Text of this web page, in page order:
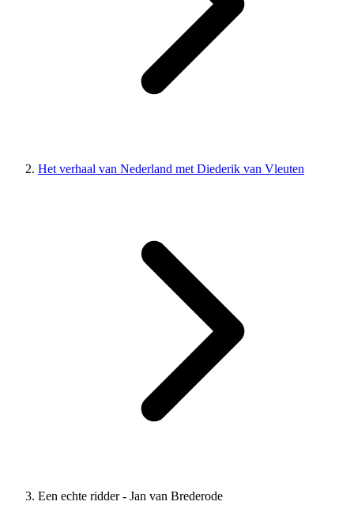
Het verhaal van Nederland met Diederik van Vleuten
Een echte ridder - Jan van Brederode